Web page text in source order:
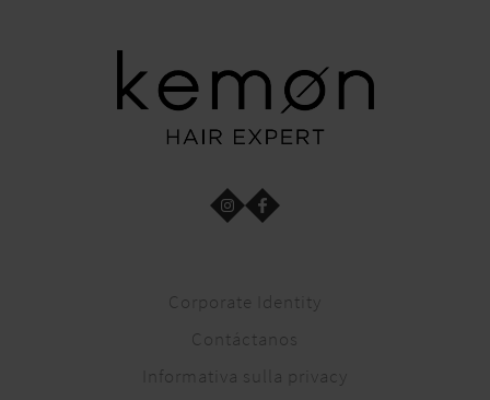
Corporate Identity
Contáctanos
Informativa sulla privacy